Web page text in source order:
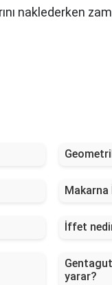
naklederken
İffet
yarar?